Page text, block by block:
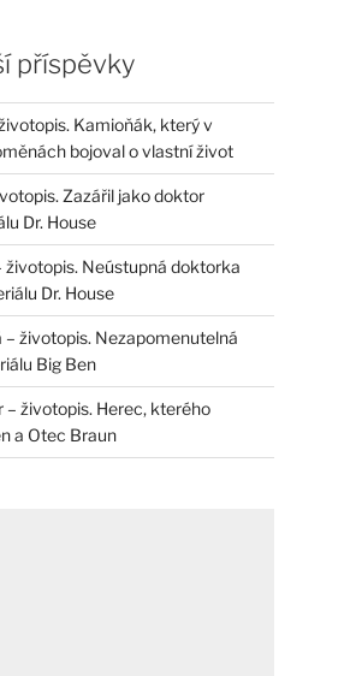
příspěvky
Kamioňák, který v
bojoval o vlastní život
Zazářil jako doktor
Dr. House
životopis. Neústupná doktorka
Dr. House
– životopis. Nezapomenutelná
Big Ben
– životopis. Herec, kterého
a Otec Braun